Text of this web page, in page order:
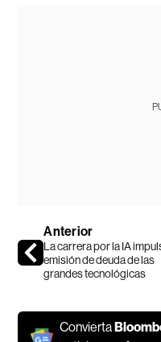
Anterior
La carrera por la IA
emisión de deuda de las
grandes tecnológicas
Convierta